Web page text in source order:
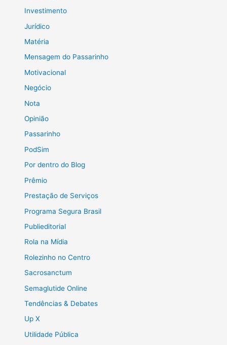
Investimento
Jurídico
Matéria
Mensagem do Passarinho
Motivacional
Negócio
Nota
Opinião
Passarinho
PodSim
Por dentro do Blog
Prêmio
Prestação de Serviços
Programa Segura Brasil
Publieditorial
Rola na Mídia
Rolezinho no Centro
Sacrosanctum
Semaglutide Online
Tendências & Debates
Up X
Utilidade Pública